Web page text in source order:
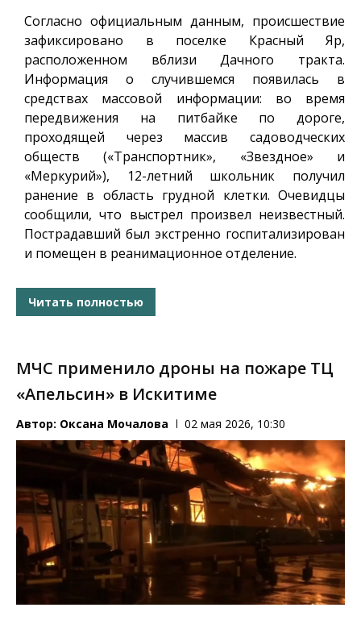
Согласно официальным данным, происшествие
зафиксировано в поселке Красный Яр,
расположенном вблизи Дачного тракта.
Информация о случившемся появилась в
средствах массовой информации: во время
передвижения на питбайке по дороге,
проходящей через массив садоводческих
обществ («Транспортник», «Звездное» и
«Меркурий»), 12-летний школьник получил
ранение в область грудной клетки. Очевидцы
сообщили, что выстрел произвел неизвестный.
Пострадавший был экстренно госпитализирован
и помещен в реанимационное отделение.
Читать полностью
МЧС применило дроны на пожаре ТЦ
«Апельсин» в Искитиме
Автор: Оксана Мочалова 02 мая 2026, 10:30